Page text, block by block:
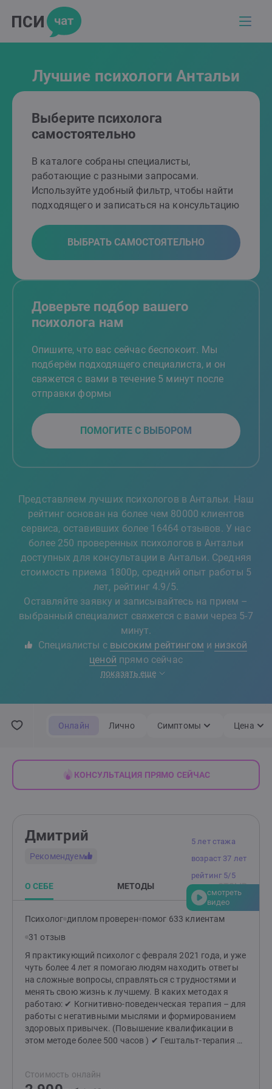
Лучшие психологи Антальи
Выберите психолога
самостоятельно
В каталоге собраны специалисты,
работающие с разными запросами.
Используйте удобный фильтр, чтобы найти
подходящего и записаться на консультацию
ВЫБРАТЬ САМОСТОЯТЕЛЬНО
Доверьте подбор вашего
психолога нам
Опишите, что вас сейчас беспокоит. Мы
подберём подходящего специалиста, и он
свяжется с вами в течение 5 минут после
отправки формы
ПОМОГИТЕ С ВЫБОРОМ
Представляем лучших психологов в Антальи. Наш
рейтинг основан на более чем 80000 клиентов
сервиса, оставивших более 16464 отзывов. У нас
более 250 проверенных психологов в Антальи
доступных для консультации в Антальи. Средняя
стоимость приема 1800р, средний опыт работы 5
лет, рейтинг 4.9/5.
Оставляйте заявку и записывайтесь на прием –
выбранный специалист свяжется с вами через 5-7
минут.
Специалисты с высоким рейтингом и низкой
ценой прямо сейчас
показать еще
Онлайн Лично Симптомы Цена
КОНСУЛЬТАЦИЯ ПРЯМО СЕЙЧАС
5 лет стажа
возраст 37 лет
рейтинг 5/5
смотреть
видео
Дмитрий
Рекомендуем
О СЕБЕ МЕТОДЫ ОТЗЫВ
Психолог диплом проверен помог 633 клиентам
31 отзыв
Я практикующий психолог с февраля 2021 года, и уже
чуть более 4 лет я помогаю людям находить ответы
на сложные вопросы, справляться с трудностями и
менять свою жизнь к лучшему. В каких методах я
работаю: ✔ Когнитивно-поведенческая терапия – для
работы с негативными мыслями и формированием
здоровых привычек. (Повышение квалификации в
этом методе более 500 часов ) ✔ Гештальт-терапия –
терапия – для разрешения конфликтов и укрепления
Стоимость онлайн